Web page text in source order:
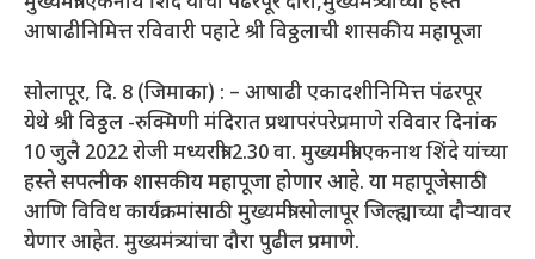
आषाढीनिमित्त रविवारी पहाटे श्री विठ्ठलाची शासकीय महापूजा
सोलापूर, दि. 8 (जिमाका) : – आषाढी एकादशीनिमित्त पंढरपूर
येथे श्री विठ्ठल -रुक्मिणी मंदिरात प्रथापरंपरेप्रमाणे रविवार दिनांक
10 जुलै 2022 रोजी मध्यरात्री 2.30 वा. मुख्यमंत्री एकनाथ शिंदे यांच्या
हस्ते सपत्नीक शासकीय महापूजा होणार आहे. या महापूजेसाठी
आणि विविध कार्यक्रमांसाठी मुख्यमंत्री सोलापूर जिल्ह्याच्या दौऱ्यावर
येणार आहेत. मुख्यमंत्र्यांचा दौरा पुढील प्रमाणे.